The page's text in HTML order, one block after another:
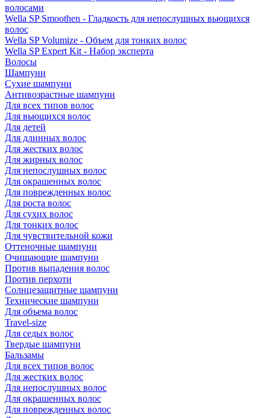
волосами
Wella SP Smoothen - Гладкость для непослушных вьющихся
волос
Wella SP Volumize - Объем для тонких волос
Wella SP Expert Kit - Набор эксперта
Волосы
Шампуни
Сухие шампуни
Антивозрастные шампуни
Для всех типов волос
Для вьющихся волос
Для детей
Для длинных волос
Для жестких волос
Для жирных волос
Для непослушных волос
Для окрашенных волос
Для поврежденных волос
Для роста волос
Для сухих волос
Для тонких волос
Для чувствительной кожи
Оттеночные шампуни
Очищающие шампуни
Против выпадения волос
Против перхоти
Солнцезащитные шампуни
Технические шампуни
Для объема волос
Travel-size
Для седых волос
Твердые шампуни
Бальзамы
Для всех типов волос
Для жестких волос
Для непослушных волос
Для окрашенных волос
Для поврежденных волос